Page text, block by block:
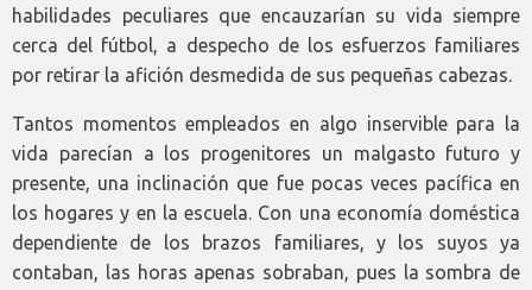
habilidades peculiares que encauzarían su vida siempre
cerca del fútbol, a despecho de los esfuerzos familiares
por retirar la afición desmedida de sus pequeñas cabezas.
Tantos momentos empleados en algo inservible para la
vida parecían a los progenitores un malgasto futuro y
presente, una inclinación que fue pocas veces pacífica en
los hogares y en la escuela. Con una economía doméstica
dependiente de los brazos familiares, y los suyos ya
contaban, las horas apenas sobraban, pues la sombra de